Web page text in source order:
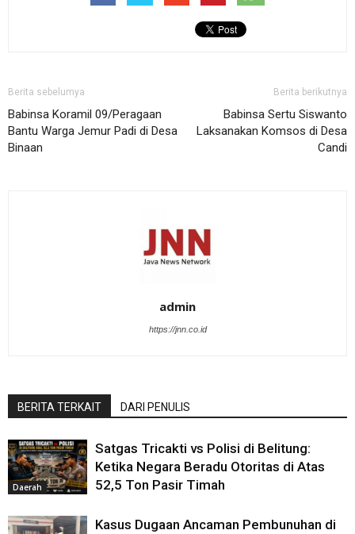
Berita sebelumya
Babinsa Koramil 09/Peragaan
Bantu Warga Jemur Padi di Desa
Binaan
Berita berikutnya
Babinsa Sertu Siswanto
Laksanakan Komsos di Desa
Candi
admin
https://jnn.co.id
BERITA TERKAIT DARI PENULIS
Daerah
Satgas Tricakti vs Polisi di Belitung:
Ketika Negara Beradu Otoritas di Atas
52,5 Ton Pasir Timah
Kasus Dugaan Ancaman Pembunuhan di